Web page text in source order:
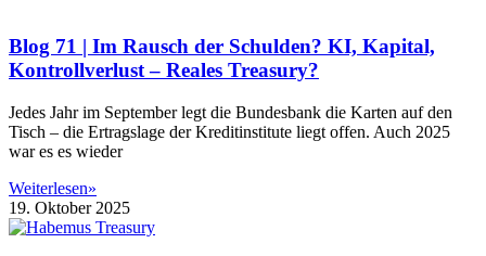
Blog 71 | Im Rausch der Schulden? KI, Kapital,
Kontrollverlust – Reales Treasury?
Jedes Jahr im September legt die Bundesbank die Karten auf den
Tisch – die Ertragslage der Kreditinstitute liegt offen. Auch 2025
war es es wieder
Weiterlesen»
19. Oktober 2025